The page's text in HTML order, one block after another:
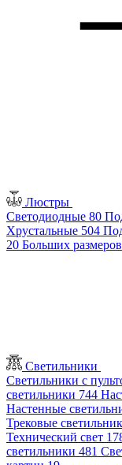
Люстры
Светодиодные 80
Хрустальные 504
20 Больших размеров
Светильники
Светильники с
светильники 744
Настенные
Трековые
Технический свет
светильники 481